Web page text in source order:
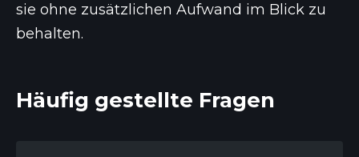
sie ohne zusätzlichen Aufwand im Blick zu
behalten.
Häufig gestellte Fragen